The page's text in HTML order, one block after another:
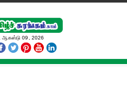
ஆகஸ்டு 09, 2026